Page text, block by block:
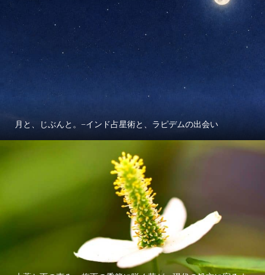
月と、じぶんと。−インド占星術と、ラピデムの出会い